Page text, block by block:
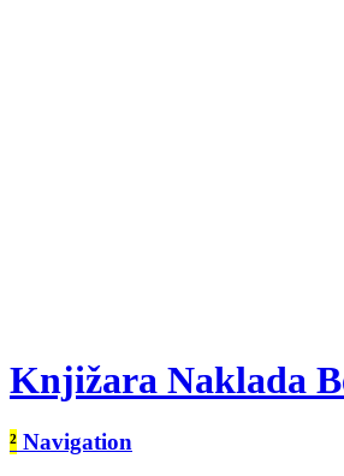
Knjižara Naklada
² Navigation